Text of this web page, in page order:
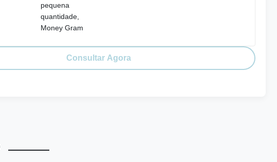
pequena
quantidade,
Money Gram
Consultar Agora